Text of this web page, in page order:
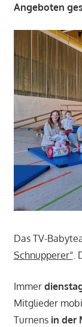
Angeboten
Das TV-
Schnupperer“.
Immer
Mitglieder
Turnensin der